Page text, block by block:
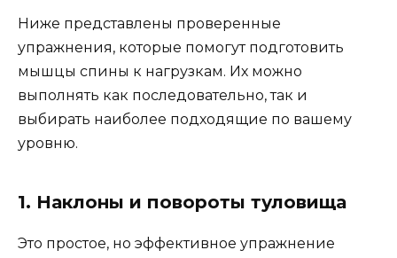
Ниже представлены проверенные
упражнения, которые помогут подготовить
мышцы спины к нагрузкам. Их можно
выполнять как последовательно, так и
выбирать наиболее подходящие по вашему
уровню.
1. Наклоны и повороты туловища
Это простое, но эффективное упражнение